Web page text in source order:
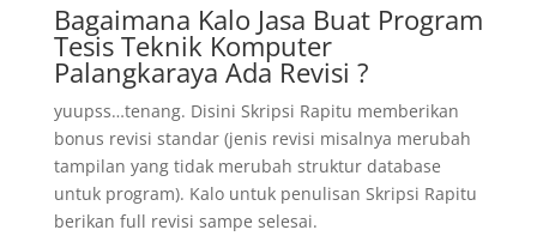
Bagaimana Kalo Jasa Buat Program
Tesis Teknik Komputer
Palangkaraya Ada Revisi ?
yuupss…tenang. Disini Skripsi Rapitu memberikan
bonus revisi standar (jenis revisi misalnya merubah
tampilan yang tidak merubah struktur database
untuk program). Kalo untuk penulisan Skripsi Rapitu
berikan full revisi sampe selesai.